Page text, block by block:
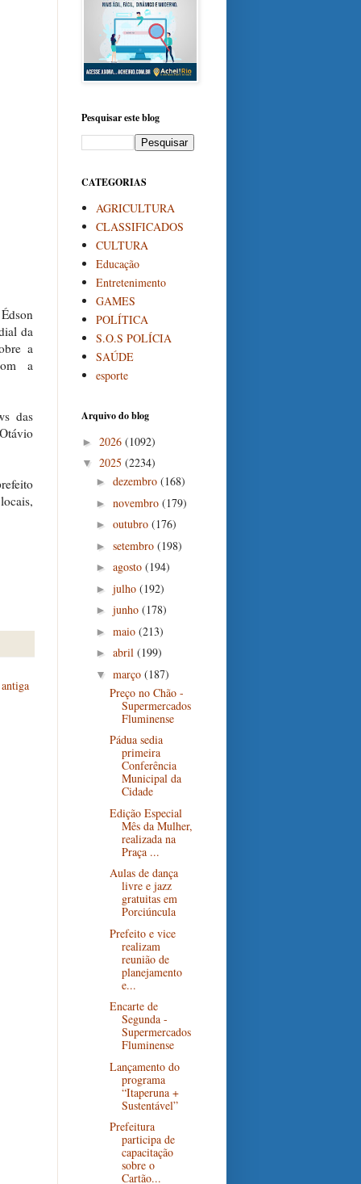
da
a
a
das
Pesquisar este blog
CATEGORIAS
AGRICULTURA
CLASSIFICADOS
CULTURA
Educação
Entretenimento
GAMES
POLÍTICA
S.O.S POLÍCIA
SAÚDE
esporte
Arquivo do blog
► 2026 (1092)
▼ 2025 (2234)
► dezembro (168)
► novembro (179)
► outubro (176)
► setembro (198)
► agosto (194)
► julho (192)
► junho (178)
► maio (213)
► abril (199)
▼ março (187)
Preço no Chão -
Supermercados
Fluminense
Pádua sedia
primeira
Conferência
Municipal da
Cidade
Edição Especial
Mês da Mulher,
realizada na
Praça ...
Aulas de dança
livre e jazz
gratuitas em
Porciúncula
Prefeito e vice
realizam
reunião de
planejamento
e...
Encarte de
Segunda -
Supermercados
Fluminense
Lançamento do
programa
“Itaperuna +
Sustentável”
Prefeitura
participa de
capacitação
sobre o
Cartão...